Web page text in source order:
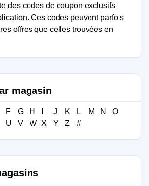
des codes de coupon exclusifs
Ces codes peuvent parfois
offres que celles trouvées en
magasin
F G H J K L M N
O
U V W X Y Z #